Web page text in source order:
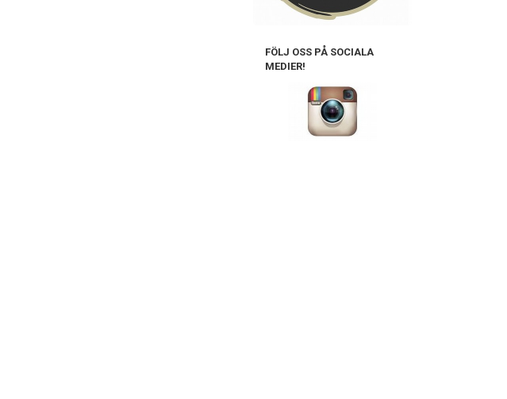
FÖLJ OSS PÅ SOCIALA
MEDIER!